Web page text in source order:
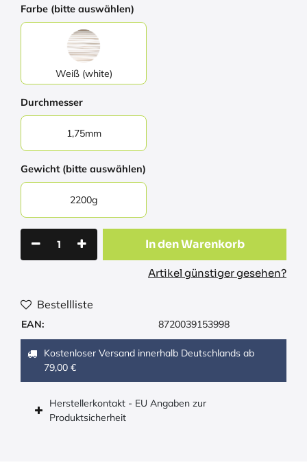
Farbe (bitte auswählen)
Weiß (white)
Durchmesser
1,75mm
Gewicht (bitte auswählen)
2200g
In den Warenkorb
Artikel günstiger gesehen?
Bestellliste
EAN: 8720039153998
Kostenloser Versand innerhalb Deutschlands ab
79,00 €
Herstellerkontakt - EU Angaben zur
Produktsicherheit